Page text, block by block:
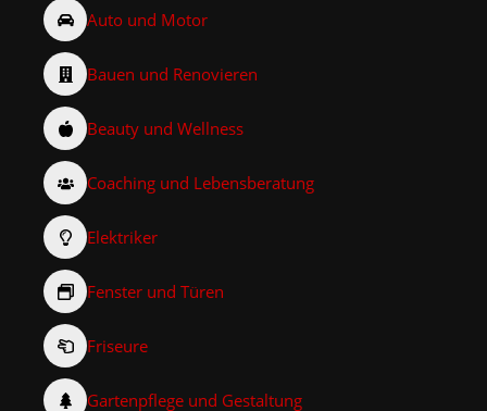
Auto und Motor
Bauen und Renovieren
Beauty und Wellness
Coaching und Lebensberatung
Elektriker
Fenster und Türen
Friseure
Gartenpflege und Gestaltung